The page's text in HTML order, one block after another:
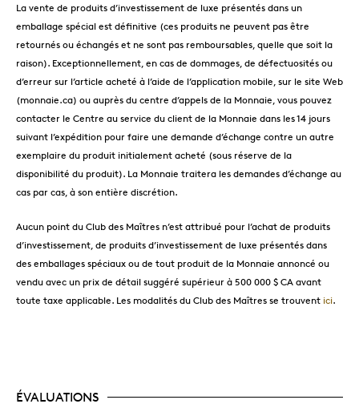
La vente de produits d’investissement de luxe présentés dans un
emballage spécial est définitive (ces produits ne peuvent pas être
retournés ou échangés et ne sont pas remboursables, quelle que soit la
raison). Exceptionnellement, en cas de dommages, de défectuosités ou
d’erreur sur l’article acheté à l’aide de l’application mobile, sur le site Web
(monnaie.ca) ou auprès du centre d’appels de la Monnaie, vous pouvez
contacter le Centre au service du client de la Monnaie dans les 14 jours
suivant l’expédition pour faire une demande d’échange contre un autre
exemplaire du produit initialement acheté (sous réserve de la
disponibilité du produit). La Monnaie traitera les demandes d’échange au
cas par cas, à son entière discrétion.
Aucun point du Club des Maîtres n’est attribué pour l’achat de produits
d’investissement, de produits d’investissement de luxe présentés dans
des emballages spéciaux ou de tout produit de la Monnaie annoncé ou
vendu avec un prix de détail suggéré supérieur à 500 000 $ CA avant
toute taxe applicable. Les modalités du Club des Maîtres se trouvent ici.
ÉVALUATIONS